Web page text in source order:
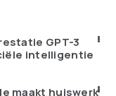
GPT-3
intelligentie
maakt huiswerk